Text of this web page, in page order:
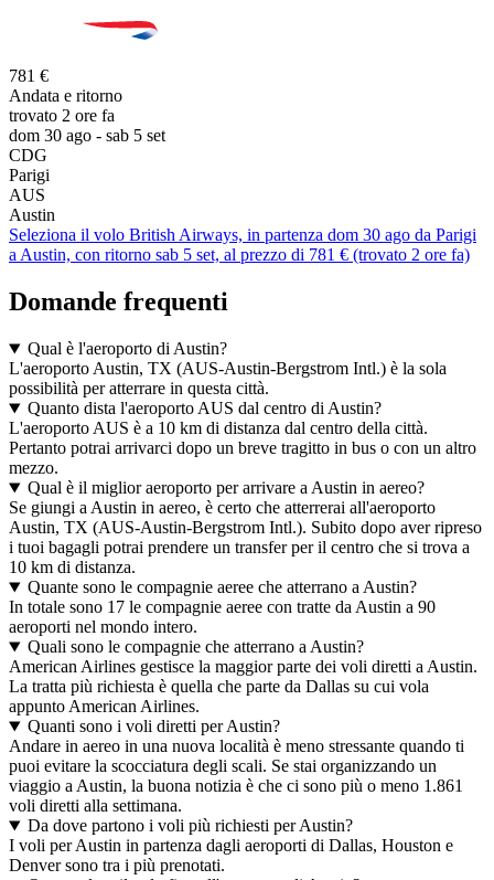
781 €
Andata e ritorno
trovato 2 ore fa
dom 30 ago - sab 5 set
CDG
Parigi
AUS
Austin
Seleziona il volo British Airways, in partenza dom 30 ago da Parigi
a Austin, con ritorno sab 5 set, al prezzo di 781 € (trovato 2 ore fa)
Domande frequenti
Qual è l'aeroporto di Austin?
L'aeroporto Austin, TX (AUS-Austin-Bergstrom Intl.) è la sola
possibilità per atterrare in questa città.
Quanto dista l'aeroporto AUS dal centro di Austin?
L'aeroporto AUS è a 10 km di distanza dal centro della città.
Pertanto potrai arrivarci dopo un breve tragitto in bus o con un altro
mezzo.
Qual è il miglior aeroporto per arrivare a Austin in aereo?
Se giungi a Austin in aereo, è certo che atterrerai all'aeroporto
Austin, TX (AUS-Austin-Bergstrom Intl.). Subito dopo aver ripreso
i tuoi bagagli potrai prendere un transfer per il centro che si trova a
10 km di distanza.
Quante sono le compagnie aeree che atterrano a Austin?
In totale sono 17 le compagnie aeree con tratte da Austin a 90
aeroporti nel mondo intero.
Quali sono le compagnie che atterrano a Austin?
American Airlines gestisce la maggior parte dei voli diretti a Austin.
La tratta più richiesta è quella che parte da Dallas su cui vola
appunto American Airlines.
Quanti sono i voli diretti per Austin?
Andare in aereo in una nuova località è meno stressante quando ti
puoi evitare la scocciatura degli scali. Se stai organizzando un
viaggio a Austin, la buona notizia è che ci sono più o meno 1.861
voli diretti alla settimana.
Da dove partono i voli più richiesti per Austin?
I voli per Austin in partenza dagli aeroporti di Dallas, Houston e
Denver sono tra i più prenotati.